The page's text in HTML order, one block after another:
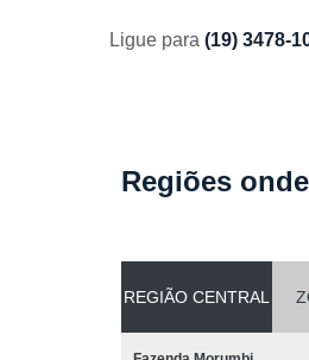
Ligue para (19) 3478-
Regiões
REGIÃO CENTRAL